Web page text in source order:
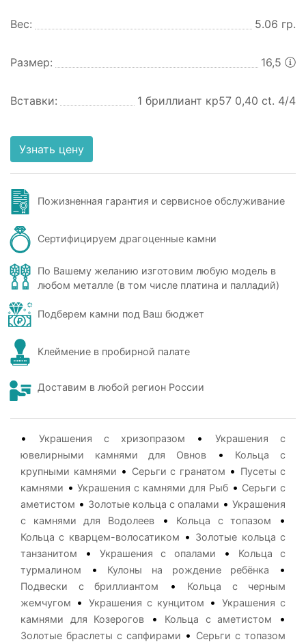
Вес: 5.06 гр.
Размер: 16,5
Вставки: 1 бриллиант кр57 0,40 ct. 4/4
Узнать цену
Пожизненная гарантия и сервисное обслуживание
Сертифицируем драгоценные камни
По Вашему желанию изготовим любую модель в
любом металле (в том числе платина и палладий)
Подберем камни под Ваш бюджет
Клеймение в пробирной палате
Доставим в любой регион России
• Украшения с хризопразом •Украшения с
ювелирными камнями для Овнов •
Кольца с
крупными камнями • Серьги с гранатом • Пусеты с
камнями •Украшения с камнями для Рыб • Серьги с
аметистом • Золотые кольца с опалами • Украшения
с камнями для Водолеев• Кольца с топазом •
Кольца с кварцем-волосатиком • Золотые кольца с
танзанитом
•Украшения с опалами •
Кольца с
турмалином
• Кулоны на рождение ребёнка •
Подвески с бриллиантом •
Кольца с черным
жемчугом
• Украшения с кунцитом •
Украшения с
камнями для Козерогов • Кольца с аметистом •
Золотые браслеты с сапфирами • Серьги с топазом